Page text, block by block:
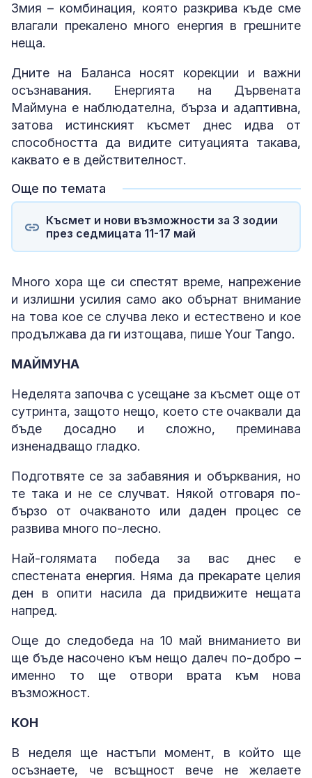
Змия – комбинация, която разкрива къде сме
влагали прекалено много енергия в грешните
неща.
Дните на Баланса носят корекции и важни
осъзнавания. Енергията на Дървената
Маймуна е наблюдателна, бърза и адаптивна,
затова истинският късмет днес идва от
способността да видите ситуацията такава,
каквато е в действителност.
Още по темата
Късмет и нови възможности за 3 зодии
през седмицата 11-17 май
Много хора ще си спестят време, напрежение
и излишни усилия само ако обърнат внимание
на това кое се случва леко и естествено и кое
продължава да ги изтощава, пише Your Tango.
МАЙМУНА
Неделята започва с усещане за късмет още от
сутринта, защото нещо, което сте очаквали да
бъде досадно и сложно, преминава
изненадващо гладко.
Подготвяте се за забавяния и обърквания, но
те така и не се случват. Някой отговаря по-
бързо от очакваното или даден процес се
развива много по-лесно.
Най-голямата победа за вас днес е
спестената енергия. Няма да прекарате целия
ден в опити насила да придвижите нещата
напред.
Още до следобеда на 10 май вниманието ви
ще бъде насочено към нещо далеч по-добро –
именно то ще отвори врата към нова
възможност.
КОН
В неделя ще настъпи момент, в който ще
осъзнаете, че всъщност вече не желаете